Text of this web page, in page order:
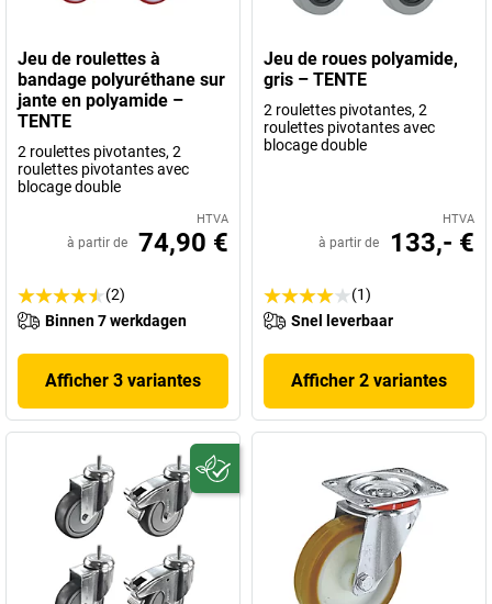
Jeu de roulettes à
bandage polyuréthane sur
jante en polyamide –
TENTE
2 roulettes pivotantes, 2
roulettes pivotantes avec
blocage double
HTVA
à partir de 74,90 €
(2)
Binnen 7 werkdagen
Afficher 3 variantes
Jeu de roues polyamide,
gris – TENTE
2 roulettes pivotantes, 2
roulettes pivotantes avec
blocage double
HTVA
à partir de 133,- €
(1)
Snel leverbaar
Afficher 2 variantes